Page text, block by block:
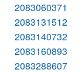
2083060371
2083131512
2083140732
2083160893
2083288607